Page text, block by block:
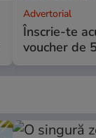
Advertorial
Înscrie-te
voucher de